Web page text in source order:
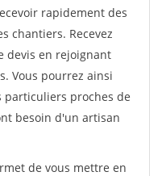
rapidement des
chantiers. Recevez
devis en rejoignant
Vous pourrez ainsi
particuliers proches de
besoin d'un artisan
de vous mettre en